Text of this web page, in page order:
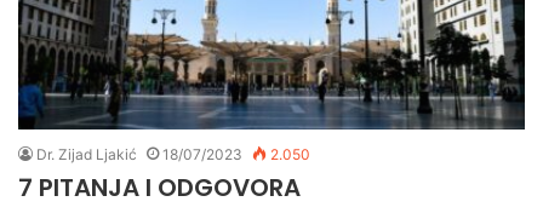
Dr. Zijad Ljakić 18/07/2023 2.050
7 PITANJA I ODGOVORA